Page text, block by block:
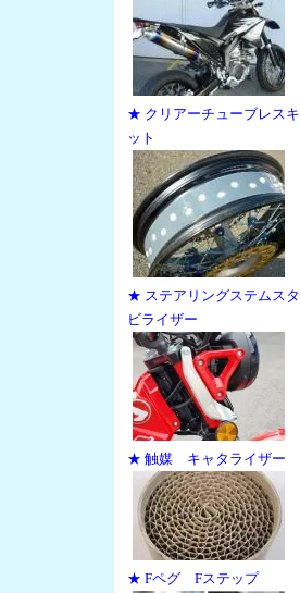
★ クリアーチューブレスキ
ット
★ ステアリングステムスタ
ビライザー
★ 触媒 キャタライザー
★ Fペグ Fステップ